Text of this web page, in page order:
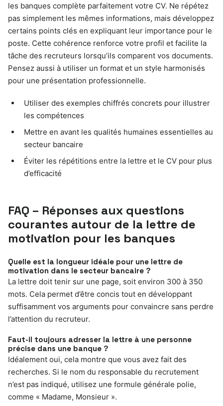
les banques complète parfaitement votre CV. Ne répétez
pas simplement les mêmes informations, mais développez
certains points clés en expliquant leur importance pour le
poste. Cette cohérence renforce votre profil et facilite la
tâche des recruteurs lorsqu’ils comparent vos documents.
Pensez aussi à utiliser un format et un style harmonisés
pour une présentation professionnelle.
Utiliser des exemples chiffrés concrets pour illustrer
les compétences
Mettre en avant les qualités humaines essentielles au
secteur bancaire
Éviter les répétitions entre la lettre et le CV pour plus
d’efficacité
FAQ – Réponses aux questions
courantes autour de la lettre de
motivation pour les banques
Quelle est la longueur idéale pour une lettre de
motivation dans le secteur bancaire ?
La lettre doit tenir sur une page, soit environ 300 à 350
mots. Cela permet d’être concis tout en développant
suffisamment vos arguments pour convaincre sans perdre
l’attention du recruteur.
Faut-il toujours adresser la lettre à une personne
précise dans une banque ?
Idéalement oui, cela montre que vous avez fait des
recherches. Si le nom du responsable du recrutement
n’est pas indiqué, utilisez une formule générale polie,
comme « Madame, Monsieur ».